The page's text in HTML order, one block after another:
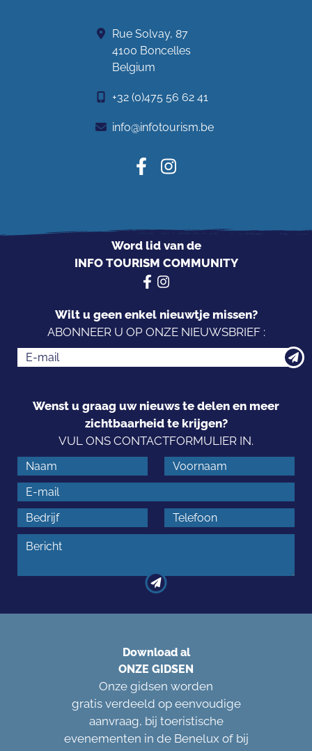
Rue Solvay, 87
4100 Boncelles
Belgium
+32 (0)475 56 62 41
info@infotourism.be
Word lid van de
INFO TOURISM COMMUNITY
Wilt u geen enkel nieuwtje missen?
ABONNEER U OP ONZE NIEUWSBRIEF :
Wenst u graag uw nieuws te delen en meer
zichtbaarheid te krijgen?
VUL ONS CONTACTFORMULIER IN.
Download al
ONZE GIDSEN
Onze gidsen worden
gratis verdeeld op eenvoudige
aanvraag, bij toeristische
evenementen in de Benelux of bij